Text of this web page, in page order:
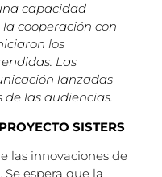
capacidad
cooperación con
los
Las
lanzadas
las audiencias.
SISTERS
las innovaciones de
Se espera que la